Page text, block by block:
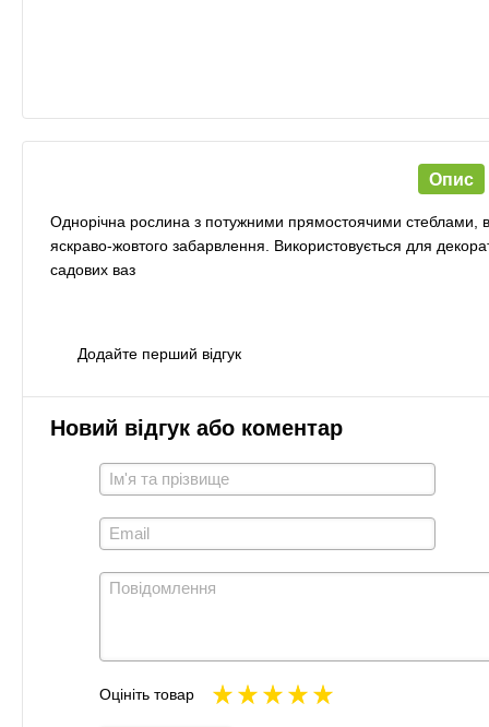
Опис
Однорічна рослина з потужними прямостоячими стеблами,
яскраво-жовтого забарвлення. Використовується для
садових ваз
Додайте перший відгук
Новий відгук або коментар
Оцініть товар